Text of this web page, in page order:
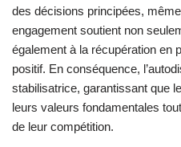
des décisions principées,
engagement soutient non
également à la récupération en
positif. En conséquence,
stabilisatrice, garantissant que
leurs valeurs fondamentales
de leur compétition.